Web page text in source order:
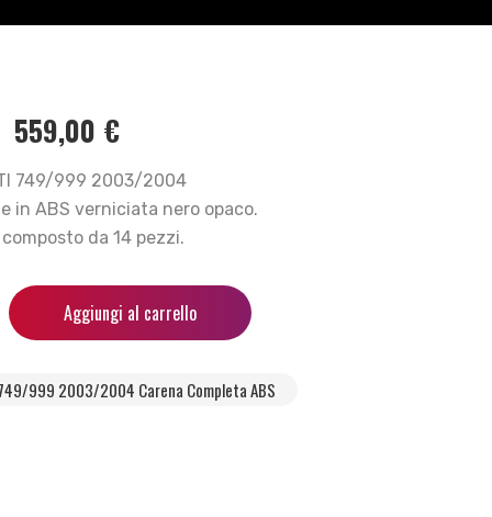
559,00 €
749/999 2003/2004
in ABS verniciata nero opaco.
da 14 pezzi.
Aggiungi al carrello
999 2003/2004 Carena Completa ABS